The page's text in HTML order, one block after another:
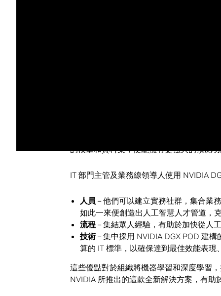
造成人工智慧基礎設施雜亂無序地拓展。
企業現在明白他們需要大規模推展人工智
-1 當成人工智慧運算標
NVIDIA DGX 系統讓企業能以最快的速度
提供的革命性效能表
的模型和資料集，便能擁有更強大的預測
IT 部門主管及業務線領導人使用 NVIDIA
人員 – 他們可以建立實務社群，集合業
如此一來便創造出人工智慧人才管道，
流程 – 集結眾人經驗，有助於加快從人
技術– 集中採用 NVIDIA DGX POD 建
算的 IT 標準，以確保達到最佳效能表現
這些優點對於組織將機器學習和深度學習
NVIDIA 所推出的這款全新解決方案，有助